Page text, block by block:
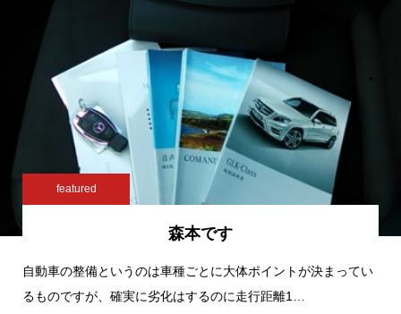
featured
森本です
自動車の整備というのは車種ごとに大体ポイントが決まってい
るものですが、確実に劣化はするのに走行距離1…